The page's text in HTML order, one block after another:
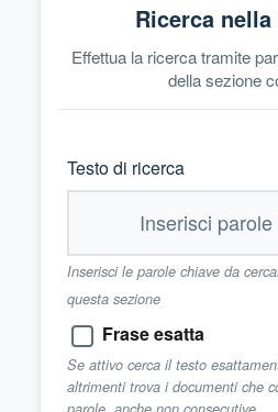
Ricerca
Effettua la ricerca tramite
della sezione
Testo di ricerca
Inserisci le parole chiave da
questa sezione
Frase esatta
Se attivo cerca il testo
altrimenti trova i documenti che